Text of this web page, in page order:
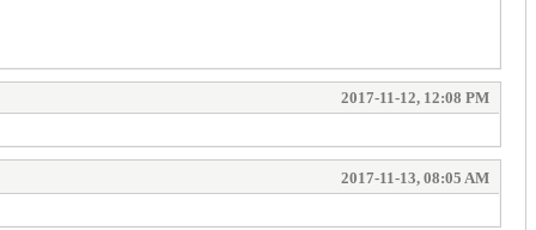
2017-11-12, 12:08 PM
2017-11-13, 08:05 AM